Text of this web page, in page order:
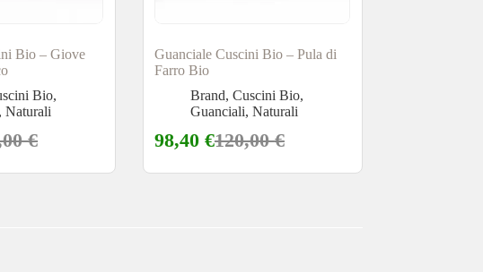
Bio – Giove
Bio,
,Naturali
€
Guanciale Cuscini Bio – Pula di
Farro Bio
Brand, Cuscini Bio,
Guanciali, Naturali
120,00€
98,40 €